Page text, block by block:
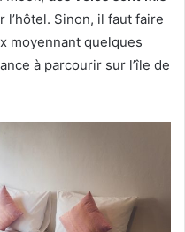
l’hôtel. Sinon, il faut faire
moyennant quelques
à parcourir sur l’île de